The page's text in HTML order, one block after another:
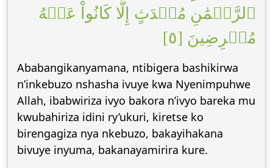
ٱلرَّحۡمَٰنِ مُحۡدَثٍ إِلَّا كَانُواْ عَنۡهُ
مُعۡرِضِينَ [٥]
Ababangikanyamana, ntibigera bashikirwa
n’inkebuzo nshasha ivuye kwa Nyenimpuhwe
Allah, ibabwiriza ivyo bakora n’ivyo bareka mu
kwubahiriza idini ry’ukuri, kiretse ko
birengagiza nya nkebuzo, bakayihakana
bivuye inyuma, bakanayamirira kure.